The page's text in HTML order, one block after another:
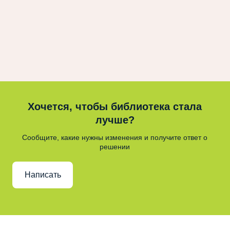
Хочется, чтобы библиотека стала
лучше?
Сообщите, какие нужны изменения и получите ответ о
решении
Написать